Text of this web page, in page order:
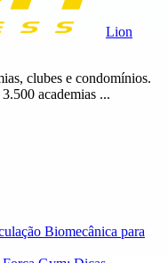
Lion
clubes e condomínios.
academias ...
Biomecânica para